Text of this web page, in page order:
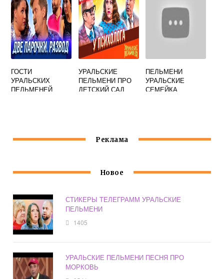
ГОСТИ
УРАЛЬСКИХ
ПЕЛЬМЕНЕЙ
УРАЛЬСКИЕ
ПЕЛЬМЕНИ ПРО
ДЕТСКИЙ САД
ПЕЛЬМЕНИ
УРАЛЬСКИЕ
СЕМЕЙКА
Реклама
Новое
СТИКЕРЫ ТЕЛЕГРАММ УРАЛЬСКИЕ
ПЕЛЬМЕНИ
1405
УРАЛЬСКИЕ ПЕЛЬМЕНИ ПЕСНЯ ПРО
МОРКОВЬ